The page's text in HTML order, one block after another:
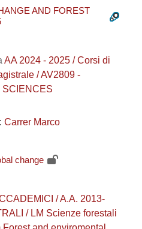
AND FOREST
AA 2024 - 2025 / Corsi di
/ AV2809 -
SCIENCES
Carrer Marco
change
/ A.A. 2013-
/ LM Scienze forestali